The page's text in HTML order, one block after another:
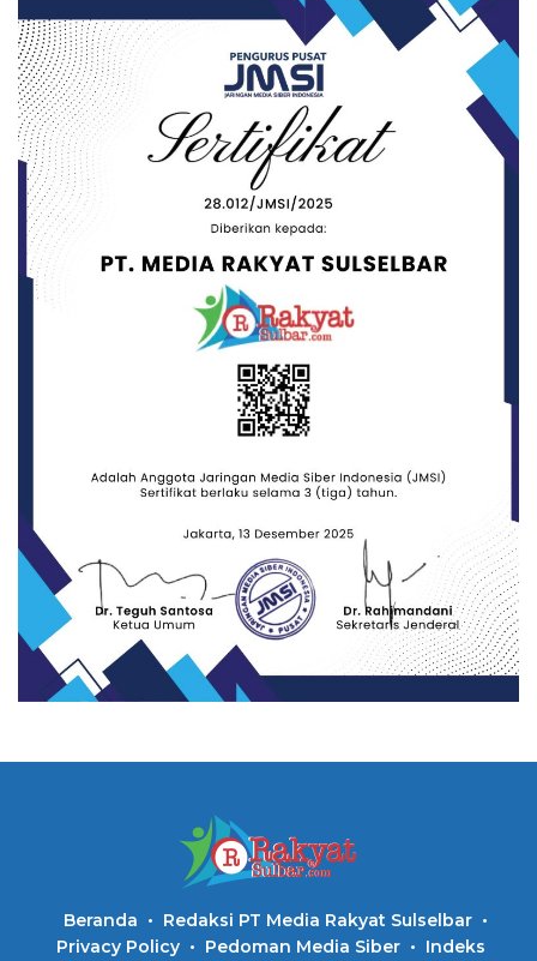
Beranda
Redaksi PT Media Rakyat Sulselbar
Privacy Policy
Pedoman Media Siber Indeks